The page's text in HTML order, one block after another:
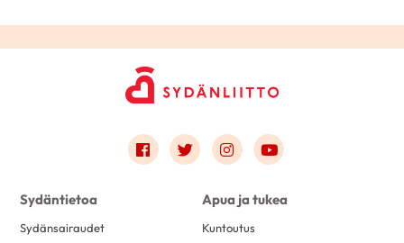
Link to facebook
Link to twitter
Link to instagram
Link to youtube
Sydäntietoa
Sydänsairaudet
Apua ja tukea
Kuntoutus